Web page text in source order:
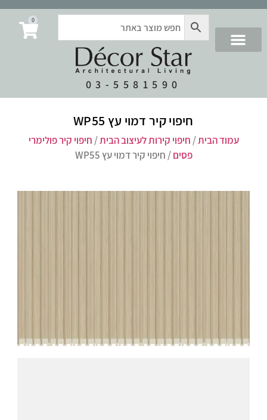
03-5581590
0
חיפוי קיר דמוי עץ WP55
עמוד הבית/ חיפוי קירות לעיצוב הבית/ חיפוי קיר פולימרי
פסים/ חיפוי קיר דמוי עץ WP55